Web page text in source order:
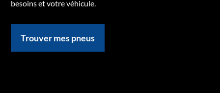
besoins et votre véhicule.
Trouver mes pneus